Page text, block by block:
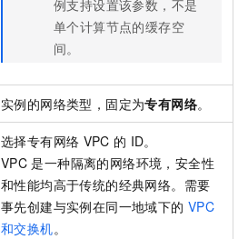
例支持设置该参数，不是
单个计算节点的缓存空
间。
实例的网络类型，固定为专有网络。
选择专有网络 VPC 的 ID。
VPC 是一种隔离的网络环境，安全性
和性能均高于传统的经典网络。需要
事先创建与实例在同一地域下的 VPC
和交换机。